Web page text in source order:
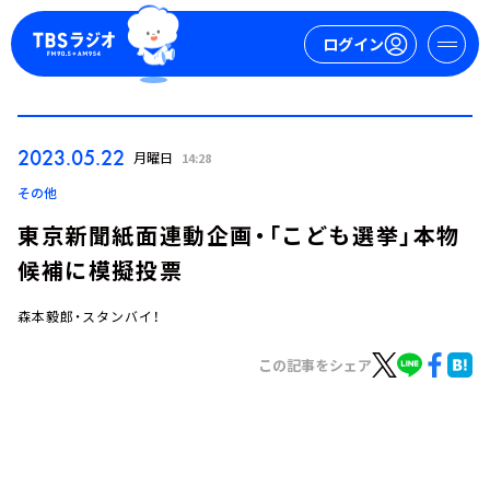
ログイン
2023.05.22 月曜日 14:28
その他
東京新聞紙面連動企画・「こども選挙」本物
候補に模擬投票
森本毅郎・スタンバイ！
この記事をシェア